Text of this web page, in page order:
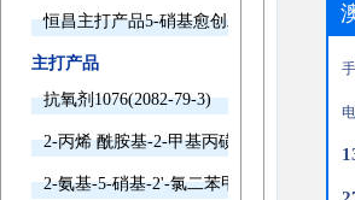
恒昌主打产品5-硝基愈创木酚钠欢迎询价
主打产品
抗氧剂1076(2082-79-3)
2-丙烯 酰胺基-2-甲基丙磺酸(15214-89-8)
2-氨基-5-硝基-2'-氯二苯甲酮(2011-66-7)